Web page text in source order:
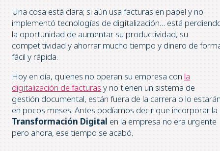
Una cosa está clara; si aún usa facturas en papel y no
implementó tecnologías de digitalización… está
la oportunidad de aumentar su productividad, su
competitividad y ahorrar mucho tiempo y dinero de
fácil y rápida.
Hoy en día, quienes no operan su empresa con la
digitalización de facturas y no tienen un sistema de
gestión documental, están fuera de la carrera o lo
en pocos meses. Antes podíamos decir que incorporar la
Transformación Digital en la empresa no era urgente
pero ahora, ese tiempo se acabó.